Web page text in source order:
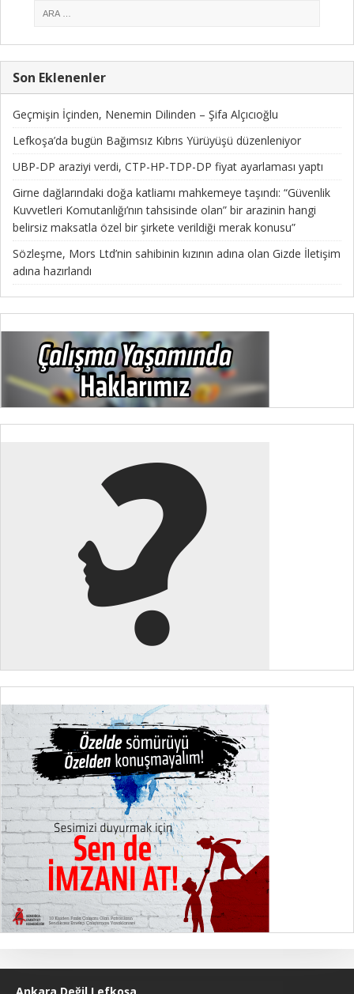
Son Eklenenler
Geçmişin İçinden, Nenemin Dilinden – Şifa Alçıcıoğlu
Lefkoşa’da bugün Bağımsız Kıbrıs Yürüyüşü düzenleniyor
UBP-DP araziyi verdi, CTP-HP-TDP-DP fiyat ayarlaması yaptı
Girne dağlarındaki doğa katliamı mahkemeye taşındı: “Güvenlik
Kuvvetleri Komutanlığı’nın tahsisinde olan” bir arazinin hangi
belirsiz maksatla özel bir şirkete verildiği merak konusu”
Sözleşme, Mors Ltd’nin sahibinin kızının adına olan Gizde İletişim
adına hazırlandı